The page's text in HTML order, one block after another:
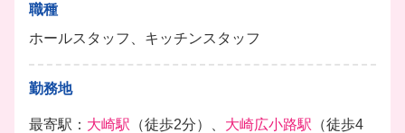
職種
ホールスタッフ、キッチンスタッフ
勤務地
最寄駅： 大崎駅 （徒歩2分）、 大崎広小路駅 （徒歩4